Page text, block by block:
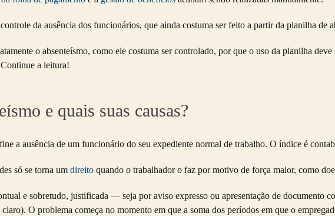
da ausência dos funcionários, que ainda costuma ser feito a partir da planilha de
o absenteísmo, como ele costuma ser controlado, por que o uso da planilha
a leitura!
e quais suas causas?
a ausência de um funcionário do seu expediente normal de trabalho. O índice é
só se torna um direito quando o trabalhador o faz por motivo de força maior, como
e sobretudo, justificada — seja por aviso expresso ou apresentação de documento
O problema começa no momento em que a soma dos períodos em que o